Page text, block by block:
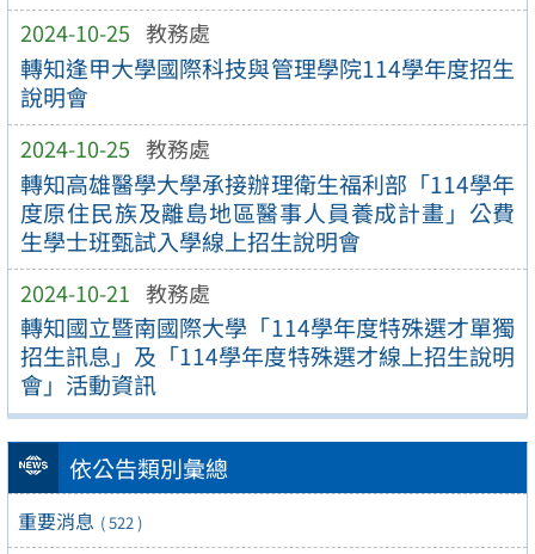
2024-10-25 教務處
轉知逢甲大學國際科技與管理學院114學年度招生
說明會
2024-10-25 教務處
轉知高雄醫學大學承接辦理衛生福利部「114學年
度原住民族及離島地區醫事人員養成計畫」公費
生學士班甄試入學線上招生說明會
2024-10-21 教務處
轉知國立暨南國際大學「114學年度特殊選才單獨
招生訊息」及「114學年度特殊選才線上招生說明
會」活動資訊
依公告類別彙總
重要消息 ( 522 )